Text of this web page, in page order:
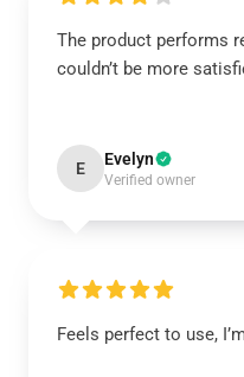
The product performs
couldn’t be more
E Evelyn
Verified owner
Feels perfect to use,